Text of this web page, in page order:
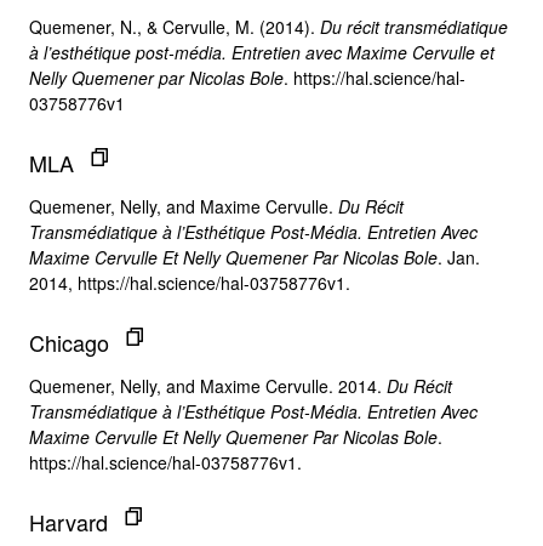
Quemener, N., & Cervulle, M. (2014). Du récit transmédiatique
à l’esthétique post-média. Entretien avec Maxime Cervulle et
Nelly Quemener par Nicolas Bole. https://hal.science/hal-
03758776v1
MLA
Quemener, Nelly, and Maxime Cervulle. Du Récit
Transmédiatique à l’Esthétique Post-Média. Entretien Avec
Maxime Cervulle Et Nelly Quemener Par Nicolas Bole. Jan.
2014, https://hal.science/hal-03758776v1.
Chicago
Quemener, Nelly, and Maxime Cervulle. 2014. Du Récit
Transmédiatique à l’Esthétique Post-Média. Entretien Avec
Maxime Cervulle Et Nelly Quemener Par Nicolas Bole.
https://hal.science/hal-03758776v1.
Harvard